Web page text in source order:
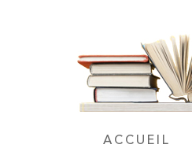
ACCUEIL